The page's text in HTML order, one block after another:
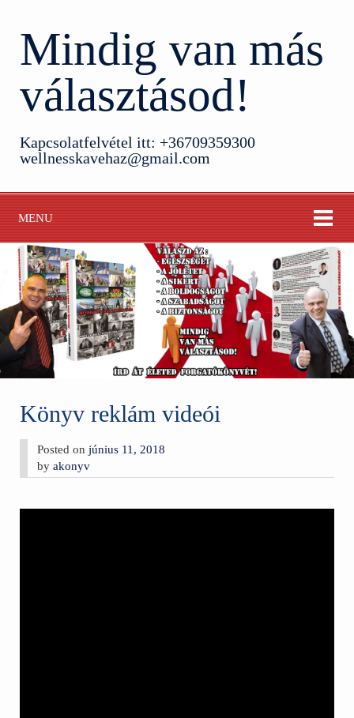
Mindig van más
választásod!
Kapcsolatfelvétel itt: +36709359300
wellnesskavehaz@gmail.com
MENU
Könyv reklám videói
Posted onjúnius 11, 2018
byakonyv